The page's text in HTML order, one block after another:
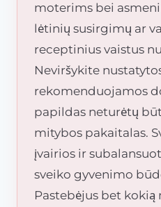
moterims bei
lėtinių susirgimų ar
receptinius vaistus
Neviršykite
rekomenduojamos
papildas neturėtų
mitybos pakaitalas.
įvairios ir
sveiko gyvenimo
Pastebėjus bet